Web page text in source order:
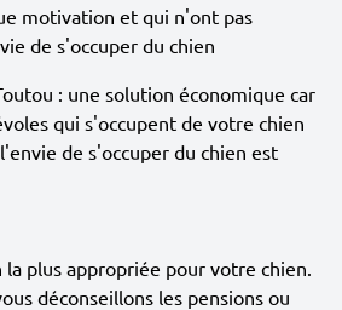
motivation et qui n'ont pas
de s'occuper du chien
: une solution économique car
qui s'occupent de votre chien
de s'occuper du chien est
la plus appropriée pour votre chien.
déconseillons les pensions ou